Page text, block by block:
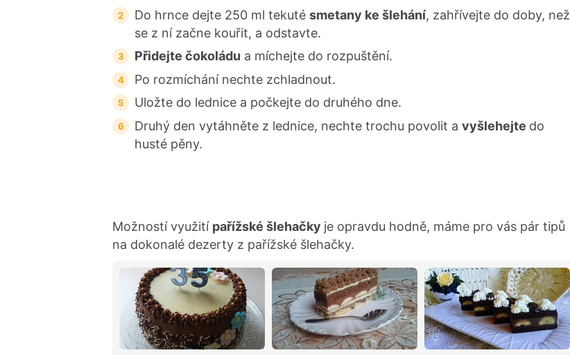
Do hrnce dejte 250 ml tekuté smetany ke šlehání, zahřívejte do doby, než
se z ní začne kouřit, a odstavte.
Přidejte čokoládu a míchejte do rozpuštění.
Po rozmíchání nechte zchladnout.
Uložte do lednice a počkejte do druhého dne.
Druhý den vytáhněte z lednice, nechte trochu povolit a vyšlehejte do
husté pěny.
Možností využití pařížské šlehačky je opravdu hodně, máme pro vás pár tipů
na dokonalé dezerty z pařížské šlehačky.